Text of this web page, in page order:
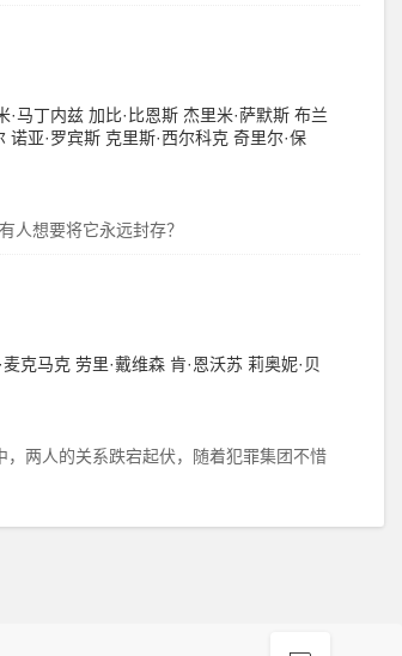
·马丁内兹 加比·比恩斯 杰里米·萨默斯 布兰
诺亚·罗宾斯 克里斯·西尔科克 奇里尔·保
人想要将它永远封存？
麦克马克 劳里·戴维森 肯·恩沃苏 莉奥妮·贝
两人的关系跌宕起伏，随着犯罪集团不惜